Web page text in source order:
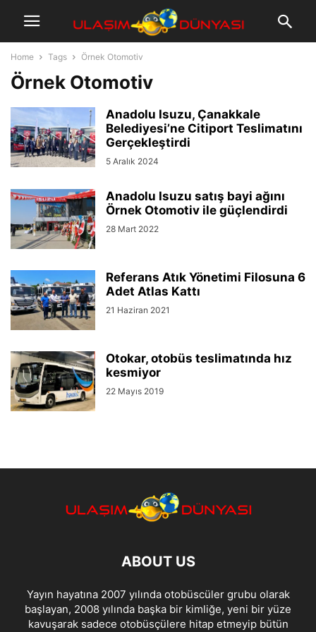
Home Tags Örnek Otomotiv
Örnek Otomotiv
Anadolu Isuzu, Çanakkale
Belediyesi’ne Citiport Teslimatını
Gerçekleştirdi
5 Aralık 2024
Anadolu Isuzu satış bayi ağını
Örnek Otomotiv ile güçlendirdi
28 Mart 2022
Referans Atık Yönetimi Filosuna 6
Adet Atlas Kattı
21 Haziran 2021
Otokar, otobüs teslimatında hız
kesmiyor
22 Mayıs 2019
ABOUT US
Yayın hayatına 2007 yılında otobüscüler grubu olarak
başlayan, 2008 yılında başka bir kimliğe, yeni bir yüze
kavuşarak sadece otobüsçülere hitap etmeyip bütün